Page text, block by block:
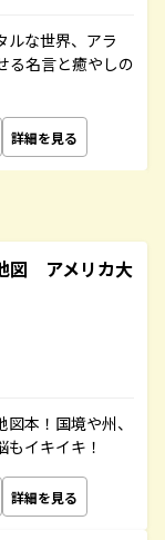
ルな世界、アラ
る名言と癒やしの
詳細を見る
図 アメリカ大
本！国境や州、
イキイキ！
詳細を見る